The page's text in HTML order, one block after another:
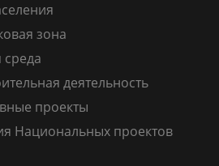
зона
среда
деятельность
проекты
Национальных проектов